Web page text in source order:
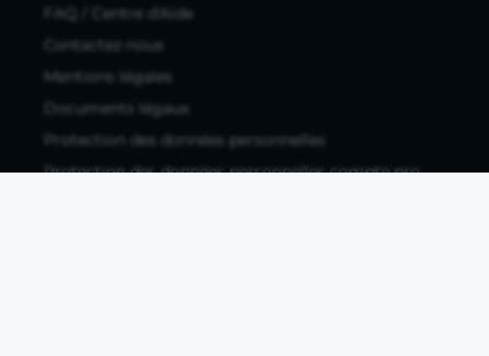
FAQ / Centre d'Aide
Contactez-nous
Mentions légales
Documents légaux
Protection des données personnelles
Protection des données personnelles compte pro